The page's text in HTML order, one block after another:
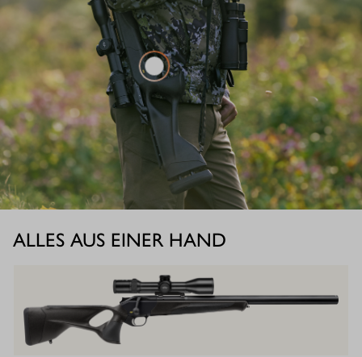
ALLES AUS EINER HAND